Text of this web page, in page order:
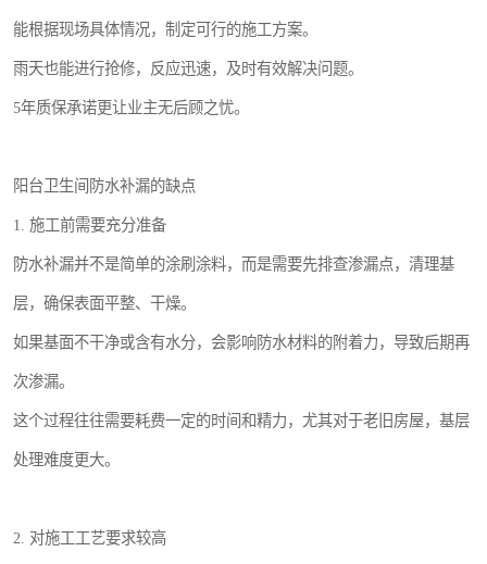
能根据现场具体情况，制定可行的施工方案。
雨天也能进行抢修，反应迅速，及时有效解决问题。
5年质保承诺更让业主无后顾之忧。
阳台卫生间防水补漏的缺点
1. 施工前需要充分准备
防水补漏并不是简单的涂刷涂料，而是需要先排查渗漏点，清理基
层，确保表面平整、干燥。
如果基面不干净或含有水分，会影响防水材料的附着力，导致后期再
次渗漏。
这个过程往往需要耗费一定的时间和精力，尤其对于老旧房屋，基层
处理难度更大。
2. 对施工工艺要求较高